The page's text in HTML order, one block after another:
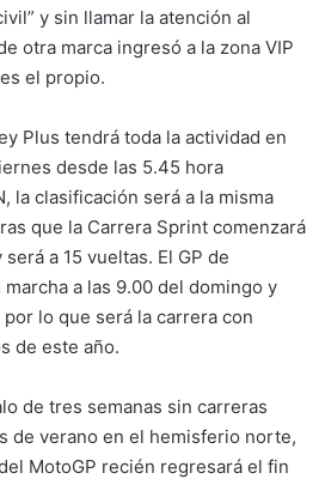
y sin llamar la atención al
otra marca ingresó a la zona VIP
el propio.
Plus tendrá toda la actividad en
desde las 5.45 hora
la clasificación será a la misma
que la Carrera Sprint comenzará
a 15 vueltas. El GP de
a las 9.00 del domingo y
lo que será la carrera con
de este año.
de tres semanas sin carreras
de verano en el hemisferio norte,
MotoGP recién regresará el fin